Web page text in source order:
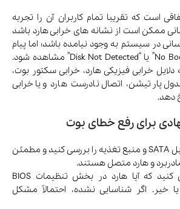
است که تقریبا تمام کاربران آن را تجربه
ممکن است از نشانه های خرابی هارد باشد
در سیستم به وجود نیامده باشد؛ اما پیام
“No Bootable Device Found” یا “Disk Not Detected” مشاهده شود.
خرابی فیزیکی هارد، خرابی سکتور بوت،
پارتیشن، اتصال نادرست هارد و یا خرابی
دهد.
برای رفع خطای بوت
بررسی اتصالات هارد: کابل SATA و منبع تغذیه را بررسی کنید و مطمئن
و هارد متصل هستند.
ورود به BIOS: بررسی کنید که آیا هارد در بخش تنظیمات BIOS
خیر. اگر شناسایی نشده، احتمالاً مشکل